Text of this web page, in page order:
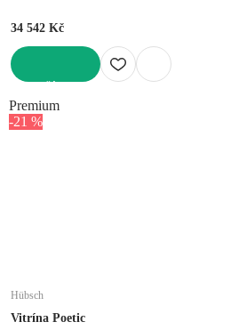
34 542 Kč
Premium
-21 %
Hübsch
Vitrína Poetic